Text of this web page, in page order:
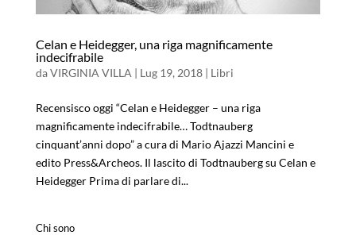
Celan e Heidegger, una riga magnificamente
indecifrabile
daVIRGINIA VILLA | Lug 19, 2018| Libri
Recensisco oggi “Celan e Heidegger – una riga
magnificamente indecifrabile… Todtnauberg
cinquant’anni dopo” a cura di Mario Ajazzi Mancini e
edito Press&Archeos. Il lascito di Todtnauberg su Celan e
Heidegger Prima di parlare di...
Chi sono